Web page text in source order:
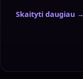
Skaityti daugiau →